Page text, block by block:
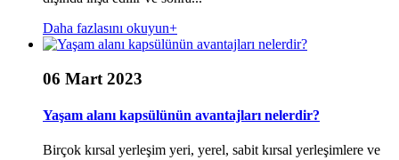
Daha fazlasını okuyun+
06 Mart 2023
Yaşam alanı kapsülünün avantajları nelerdir?
Birçok kırsal yerleşim yeri, yerel, sabit kırsal yerleşimlere ve